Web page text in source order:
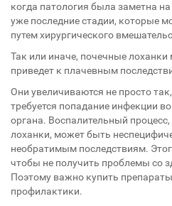
когда патология была заметна
уже последние стадии, которые
путем хирургического
Так или иначе, почечные
приведет к плачевным
Они увеличиваются не просто
требуется попадание инфекции
органа. Воспалительный
лоханки, может быть
необратимым последствиям.
чтобы не получить проблемы со
Поэтому важно купить
профилактики.